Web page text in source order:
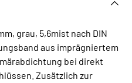
grau, 5,6mist nach DIN
aus imprägniertem
bei direkt
Zusätzlich zur